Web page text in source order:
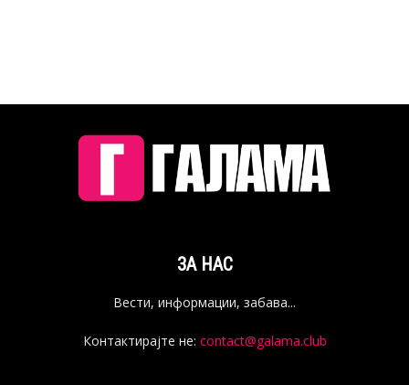
ЗА НАС
Вести, информации, забава...
Контактирајте не: contact@galama.club